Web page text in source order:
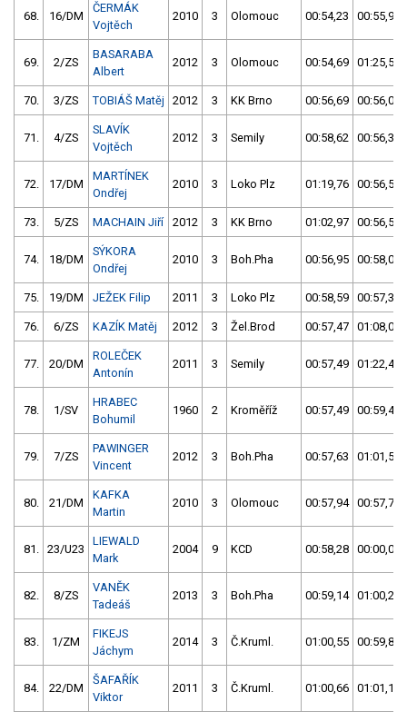
68. 16/DM
ČERMÁK
Vojtěch
2010 3 Olomouc 00:54,23 00:55,94
69. 2/ZS
BASARABA
Albert
2012 3 Olomouc 00:54,69 01:25,50
70. 3/ZS TOBIÁŠ Matěj 2012 3 KK Brno 00:56,69 00:56,01
71. 4/ZS
SLAVÍK
Vojtěch
2012 3 Semily 00:58,62 00:56,31
72. 17/DM
MARTÍNEK
Ondřej
2010 3 Loko Plz 01:19,76 00:56,57
73. 5/ZS MACHAIN Jiří 2012 3 KK Brno 01:02,97 00:56,59
74. 18/DM
SÝKORA
Ondřej
2010 3 Boh.Pha 00:56,95 00:58,07
75. 19/DM JEŽEK Filip 2011 3 Loko Plz 00:58,59 00:57,35
76. 6/ZS KAZÍK Matěj 2012 3 Žel.Brod 00:57,47 01:08,03
77. 20/DM
ROLEČEK
Antonín
2011 3 Semily 00:57,49 01:22,48
78. 1/SV
HRABEC
Bohumil
1960 2 Kroměříž 00:57,49 00:59,45
79. 7/ZS
PAWINGER
Vincent
2012 3 Boh.Pha 00:57,63 01:01,56
80. 21/DM
KAFKA
Martin
2010 3 Olomouc 00:57,94 00:57,71
81. 23/U23
LIEWALD
Mark
2004 9 KCD 00:58,28 00:00,00
82. 8/ZS
VANĚK
Tadeáš
2013 3 Boh.Pha 00:59,14 01:00,24
83. 1/ZM
FIKEJS
Jáchym
2014 3 Č.Kruml. 01:00,55 00:59,87
84. 22/DM
ŠAFAŘÍK
Viktor
2011 3 Č.Kruml. 01:00,66 01:01,10